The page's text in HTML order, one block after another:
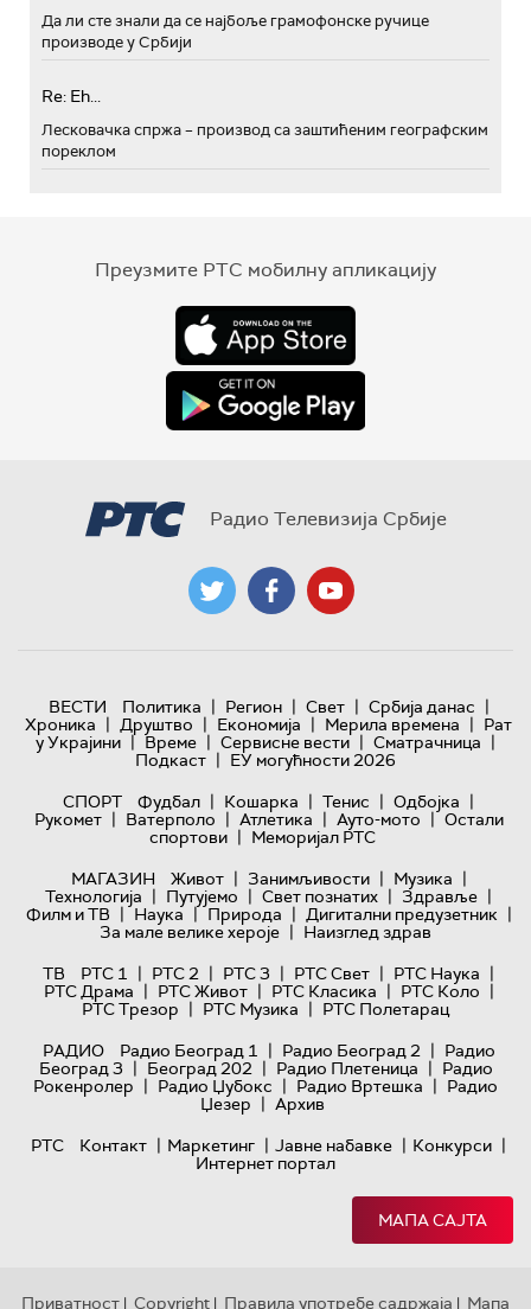
Да ли сте знали да се најбоље грамофонске ручице
производе у Србији
Re: Eh...
Лесковачка спржа – производ са заштићеним географским
пореклом
Преузмите РТС мобилну апликацију
Радио Телевизија Србије
ВЕСТИ Политика | Регион | Свет | Србија данас |
Хроника | Друштво | Економија | Мерила времена | Рат
у Украјини | Време | Сервисне вести | Сматрачница |
Подкаст | ЕУ могућности 2026
СПОРТ
Фудбал | Кошарка | Тенис | Одбојка |
Рукомет | Ватерполо | Атлетика | Ауто-мото | Остали
спортови | Меморијал РТС
МАГАЗИН
Живот | Занимљивости | Музика |
Технологијa | Путујемо | Свет познатих | Здравље |
Филм и ТВ | Наука | Природа | Дигитални предузетник |
За мале велике хероје | Наизглед здрав
ТВ
РТС 1 | РТС 2 | РТС 3 | РТС Свет | РТС Наука |
РТС Драма | РТС Живот | РТС Класика | РТС Коло |
РТС Трезор | РТС Музика | РТС Полетарац
РАДИО
Радио Београд 1 | Радио Београд 2 | Радио
Београд 3 | Београд 202 | Радио Плетеница | Радио
Рокенролер | Радио Џубокс | Радио Вртешка | Радио
Џезер | Архив
РТС
Контакт | Маркетинг | Јавне набавке | Конкурси |
Интернет портал
МАПА САЈТА
Приватност | Copyright | Правила употребе садржаја | Мапа